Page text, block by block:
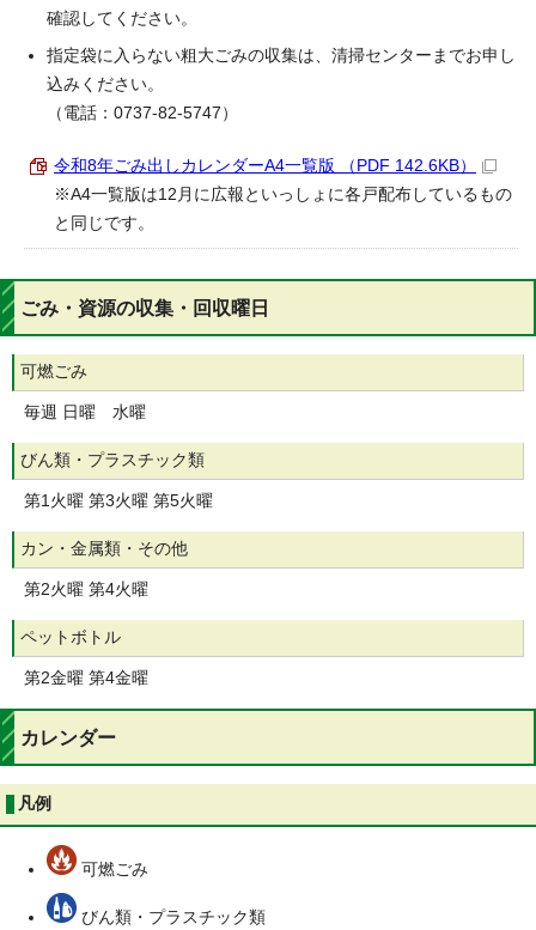
確認してください。
指定袋に入らない粗大ごみの収集は、清掃センターまでお申し
込みください。
（電話：0737-82-5747）
令和8年ごみ出しカレンダーA4一覧版 （PDF 142.6KB）
※A4一覧版は12月に広報といっしょに各戸配布しているもの
と同じです。
ごみ・資源の収集・回収曜日
可燃ごみ
毎週 日曜 水曜
びん類・プラスチック類
第1火曜 第3火曜 第5火曜
カン・金属類・その他
第2火曜 第4火曜
ペットボトル
第2金曜 第4金曜
カレンダー
凡例
可燃ごみ
びん類・プラスチック類